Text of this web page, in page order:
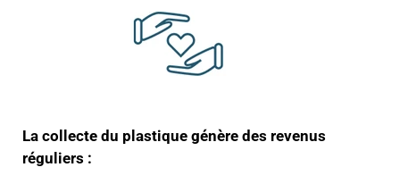
emballage Graft sans renfort avec des marques
comme si on avait roulé ou marche sur le colis
Pas de petit mot de remerciements d'achat
Partager
Twitter
Facebook
Ano****
La collecte du plastique génère des revenus
réguliers :